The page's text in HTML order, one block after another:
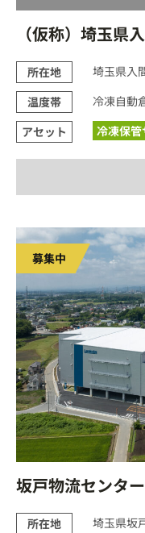
（仮称）埼玉県
所在地
埼玉県入
温度帯
冷凍自動
アセット
冷凍保管
坂戸物流センタ
所在地
埼玉県坂